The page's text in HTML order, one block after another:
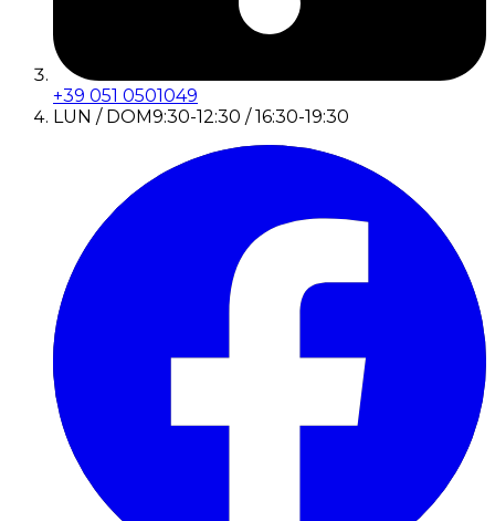
+39 051 0501049
LUN / DOM9:30-12:30 / 16:30-19:30